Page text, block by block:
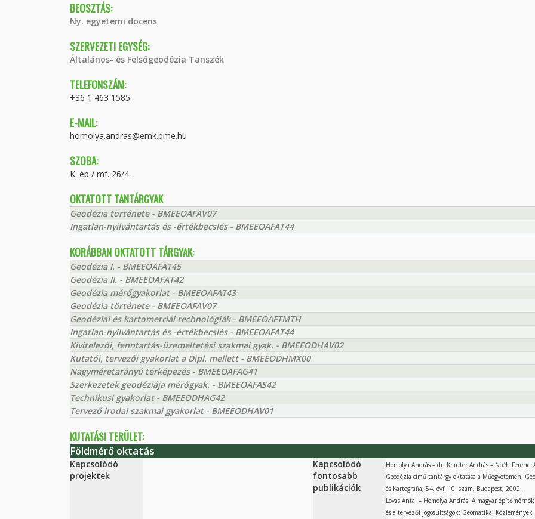
BEOSZTÁS:
Ny. egyetemi docens
SZERVEZETI EGYSÉG:
Általános- és Felsőgeodézia Tanszék
TELEFONSZÁM:
+36 1 463 1585
E-MAIL:
homolya.andras@emk.bme.hu
SZOBA:
K. ép / mf. 26/4.
OKTATOTT TANTÁRGYAK
Geodézia története - BMEEOAFAV07
Ingatlan-nyilvántartás és -értékbecslés - BMEEOAFAT44
KORÁBBAN OKTATOTT TÁRGYAK:
Geodézia I. - BMEEOAFAT45
Geodézia II. - BMEEOAFAT42
Geodézia mérőgyakorlat - BMEEOAFAT43
Geodézia története - BMEEOAFAV07
Geodéziai és kartometriai technológiák - BMEEOAFTMTH
Ingatlan-nyilvántartás és -értékbecslés - BMEEOAFAT44
Kivitelezői, fenntartás-üzemeltetési szakmai gyak. - BMEEODHAV02
Kutatói, tervezői gyakorlat a Dipl. mellett - BMEEODHMX00
Nagyméretarányú térképezés - BMEEOAFAG41
Szerkezetek geodéziája mérőgyak. - BMEEOAFAS42
Technikusi gyakorlat - BMEEODHAG42
Tervező irodai szakmai gyakorlat - BMEEODHAV01
KUTATÁSI TERÜLET:
Földmérő oktatás
Kapcsolódó
projektek
Kapcsolódó
fontosabb
publikációk
Homolya András – dr. Krauter András – Noéh Ferenc:
Geodézia című tantárgy oktatása a Műegyetemen;
és Kartográfia, 54. évf. 10. szám, Budapest, 2002.
Lovas Antal – Homolya András: A magyar
és a tervezői jogosultságok; Geomatikai Közlemények